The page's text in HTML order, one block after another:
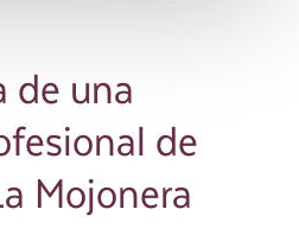
de una
de
Mojonera